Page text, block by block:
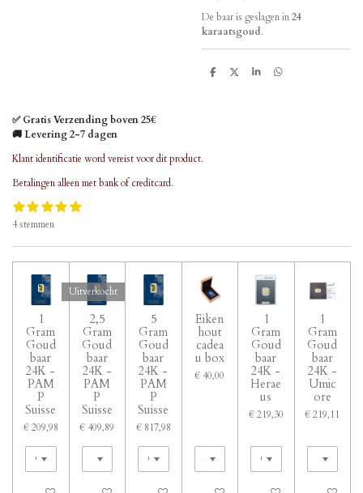
De baar is geslagen in24
karaatsgoud.
D
D
S
D
✅ Gratis Verzending boven 25€
🚚 Levering 2-7 dagen
Klant identificatie word vereist voor dit product.
Betalingen alleen met bank of creditcard.
R
a
i
n
1
s
t
e
r
2
s
t
e
r
n
3
s
t
e
r
r
e
n
4
s
t
e
r
5
s
e
r
e
n
S
m
n
4 stemmen
1
Gram
Goud
baar
24K -
PAM
P
Suisse
€ 209,98
Uitverkocht
2,5
Gram
Goud
baar
24K -
PAM
P
Suisse
€ 409,89
5
Gram
Goud
baar
24K -
PAM
P
Suisse
€ 817,98
Eiken
hout
cadea
u box
€ 40,00
1
Gram
Goud
baar
24K -
Herae
us
€ 219,30
1
Gram
Goud
baar
24K -
Umic
ore
€ 219,11